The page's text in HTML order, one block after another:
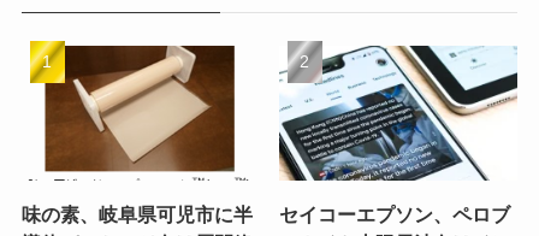
味の素、岐阜県可児市に半
セイコーエプソン、ペロブ